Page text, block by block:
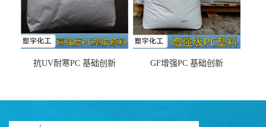
抗UV耐寒PC 基础创新
GF增强PC 基础创新